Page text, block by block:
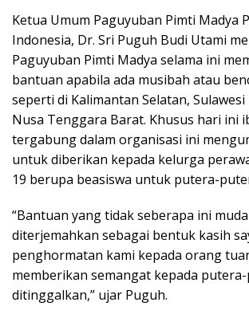
Ketua Umum Paguyuban Pimti Madya
Indonesia, Dr. Sri Puguh Budi Utami
Paguyuban Pimti Madya selama ini
bantuan apabila ada musibah atau
seperti di Kalimantan Selatan,
Nusa Tenggara Barat. Khusus hari ini
tergabung dalam organisasi ini
untuk diberikan kepada kelurga
19 berupa beasiswa untuk putera-
“Bantuan yang tidak seberapa ini
diterjemahkan sebagai bentuk kasih
penghormatan kami kepada orang
memberikan semangat kepada
ditinggalkan,” ujar Puguh.